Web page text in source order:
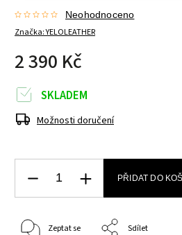
Značka:YELOLEATHER
Neohodnoceno
2 390 Kč
SKLADEM
Možnosti doručení
PŘIDAT DO
Zeptat se Sdílet